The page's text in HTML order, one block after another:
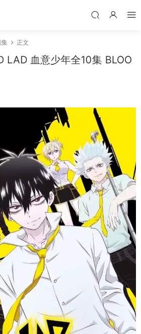
集 正文
LAD 血意少年全10集 BLOO